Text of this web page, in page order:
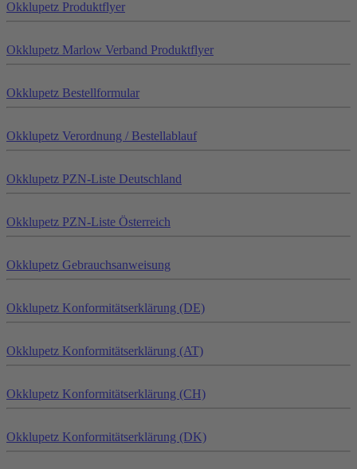
Okklupetz Produktflyer
Okklupetz Marlow Verband Produktflyer
Okklupetz Bestellformular
Okklupetz Verordnung / Bestellablauf
Okklupetz PZN-Liste Deutschland
Okklupetz PZN-Liste Österreich
Okklupetz Gebrauchsanweisung
Okklupetz Konformitätserklärung (DE)
Okklupetz Konformitätserklärung (AT)
Okklupetz Konformitätserklärung (CH)
Okklupetz Konformitätserklärung (DK)